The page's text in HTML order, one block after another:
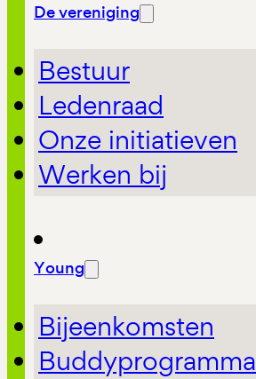
De vereniging
Bestuur
Ledenraad
Onze initiatieven
Werken bij
Young
Bijeenkomsten
Buddyprogramma